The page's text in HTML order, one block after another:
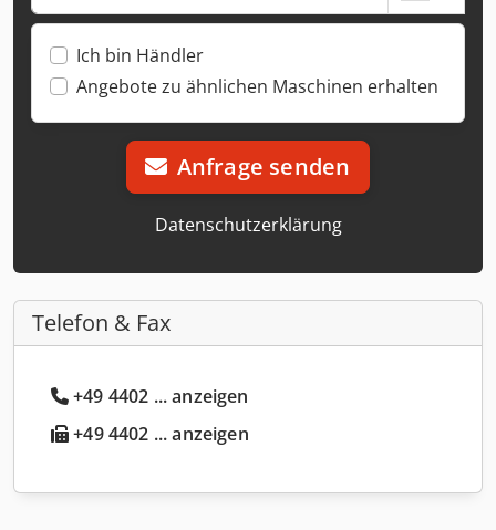
Ich bin Händler
Angebote zu ähnlichen Maschinen erhalten
Anfrage senden
Datenschutzerklärung
Telefon & Fax
+49 4402 ... anzeigen
+49 4402 ... anzeigen